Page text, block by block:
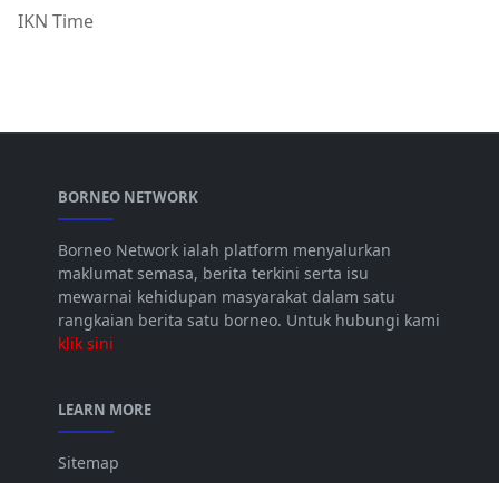
IKN Time
BORNEO NETWORK
Borneo Network ialah platform menyalurkan
maklumat semasa, berita terkini serta isu
mewarnai kehidupan masyarakat dalam satu
rangkaian berita satu borneo. Untuk hubungi kami
klik sini
LEARN MORE
Sitemap